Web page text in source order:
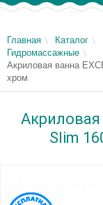
Главная Каталог
Гидромассажные
Акриловая ванна
хром
Акриловая
Slim